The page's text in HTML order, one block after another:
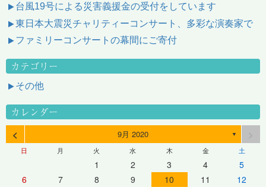
台風19号による災害義援金の受付をしています
東日本大震災チャリティーコンサート、多彩な演奏家で
ファミリーコンサートの幕間にご寄付
カテゴリー
その他
カレンダー
< 9月 2020 ▼
日 月 火 水 木 金 土
1 2 3 4
5
6
7 8 9 10 11
12